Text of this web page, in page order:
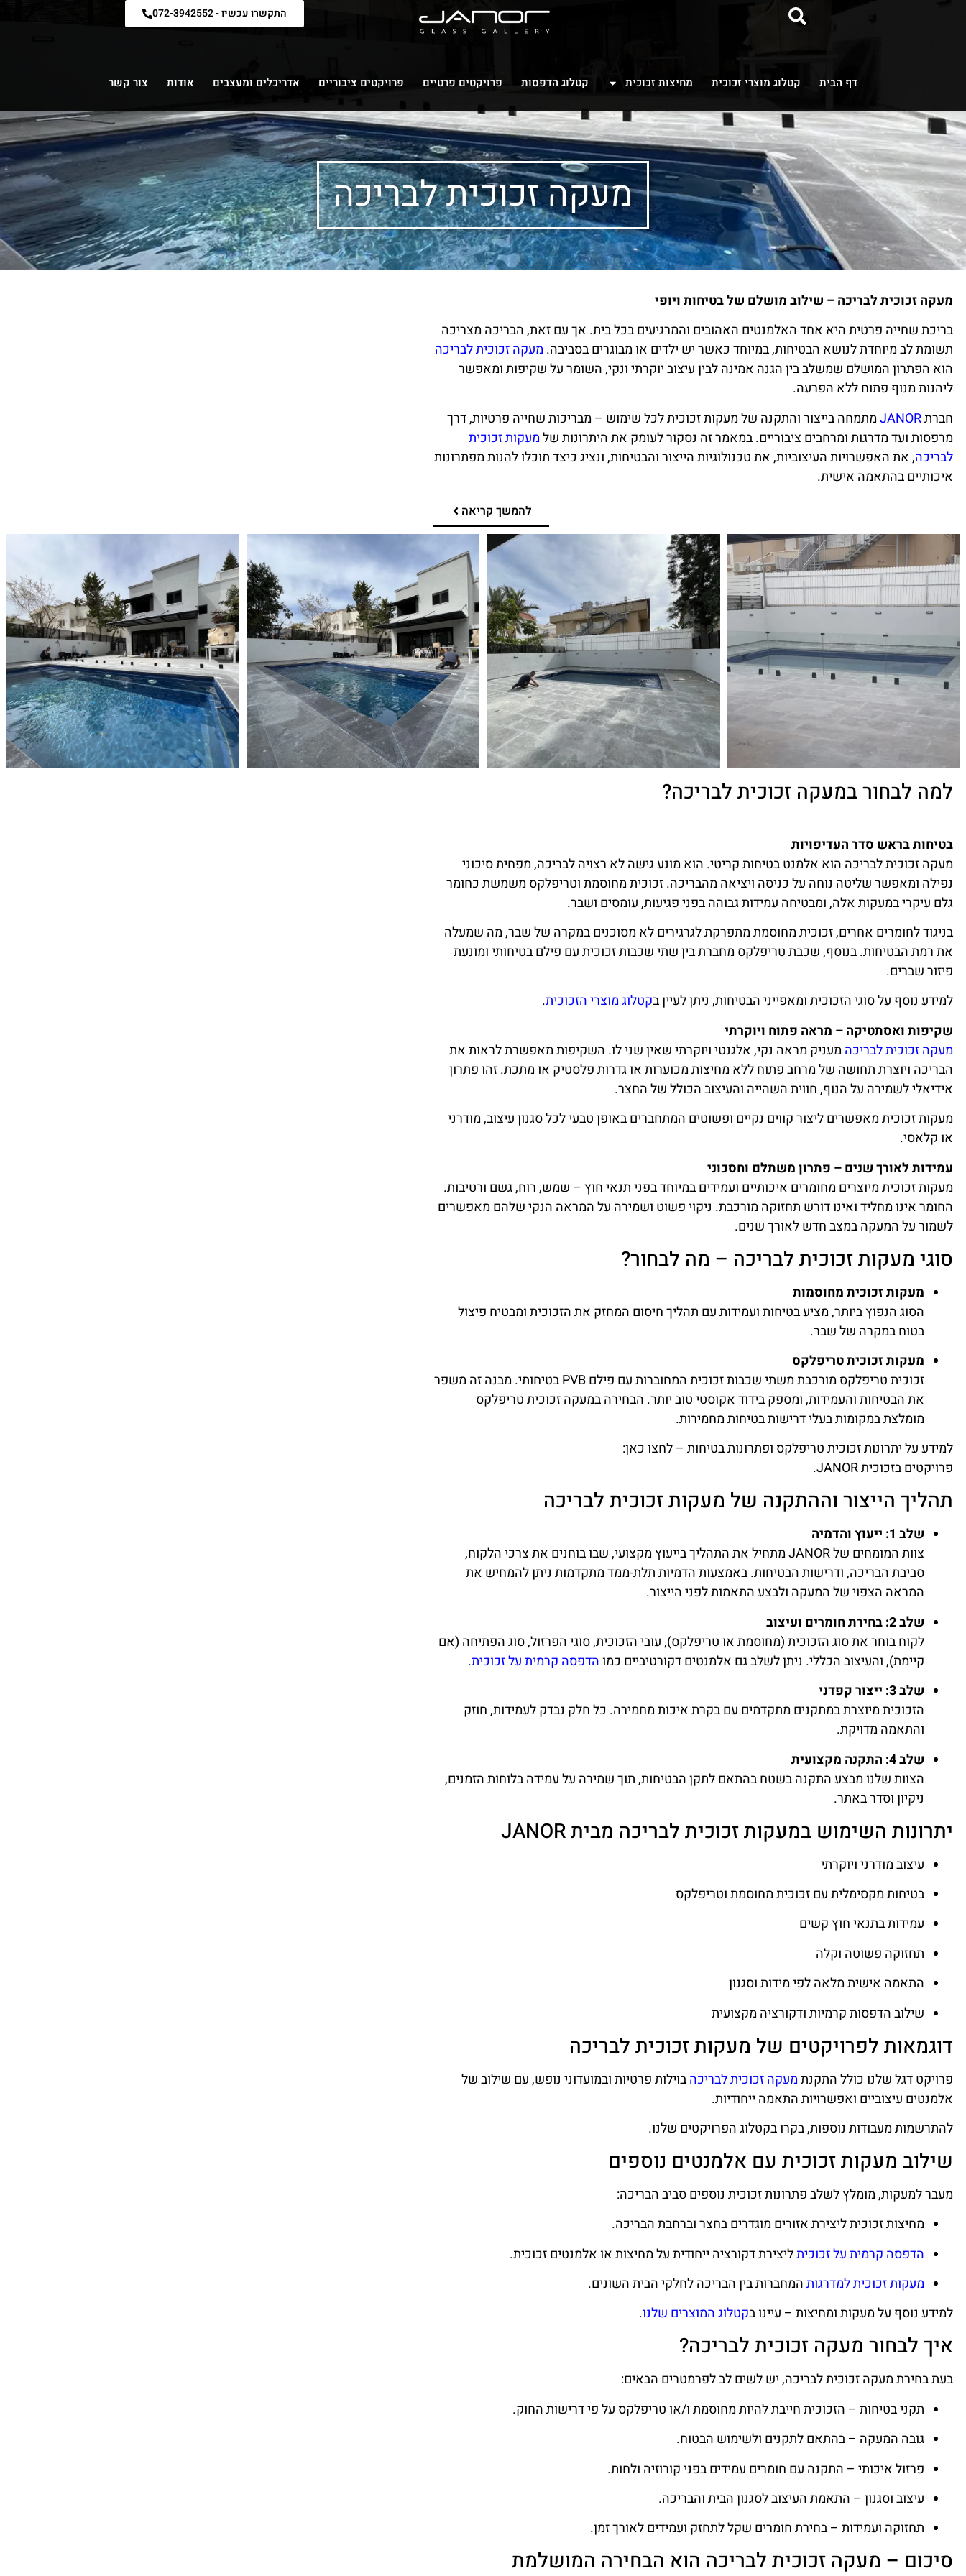
התקשרו עכשיו - 072-3942552
דף הבית קטלוג מוצרי זכוכית מחיצות זכוכית קטלוג הדפסות פרויקטים פרטיים פרויקטים ציבוריים אדריכלים ומעצבים אודות צור קשר
מעקה זכוכית לבריכה
מעקה זכוכית לבריכה – שילוב מושלם של בטיחות ויופי
בריכת שחייה פרטית היא אחד האלמנטים האהובים והמרגיעים בכל בית. אך עם זאת, הבריכה מצריכה
תשומת לב מיוחדת לנושא הבטיחות, במיוחד כאשר יש ילדים או מבוגרים בסביבה. מעקה זכוכית לבריכה
הוא הפתרון המושלם שמשלב בין הגנה אמינה לבין עיצוב יוקרתי ונקי, השומר על שקיפות ומאפשר
ליהנות מנוף פתוח ללא הפרעה.
חברתJANORמתמחה בייצור והתקנה של מעקות זכוכית לכל שימוש – מבריכות שחייה פרטיות, דרך
מרפסות ועד מדרגות ומרחבים ציבוריים. במאמר זה נסקור לעומק את היתרונות שלמעקות זכוכית
לבריכה, את האפשרויות העיצוביות, את טכנולוגיות הייצור והבטיחות, ונציג כיצד תוכלו להנות מפתרונות
איכותיים בהתאמה אישית.
להמשך קריאה
למה לבחור במעקה זכוכית לבריכה?
בטיחות בראש סדר העדיפויות
מעקה זכוכית לבריכה הוא אלמנט בטיחות קריטי. הוא מונע גישה לא רצויה לבריכה, מפחית סיכוני
נפילה ומאפשר שליטה נוחה על כניסה ויציאה מהבריכה. זכוכית מחוסמת וטריפלקס משמשת כחומר
גלם עיקרי במעקות אלה, ומבטיחה עמידות גבוהה בפני פגיעות, עומסים ושבר.
בניגוד לחומרים אחרים, זכוכית מחוסמת מתפרקת לגרגירים לא מסוכנים במקרה של שבר, מה שמעלה
את רמת הבטיחות. בנוסף, שכבת טריפלקס מחברת בין שתי שכבות זכוכית עם פילם בטיחותי ומונעת
פיזור שברים.
למידע נוסף על סוגי הזכוכית ומאפייני הבטיחות, ניתן לעיין בקטלוג מוצרי הזכוכית.
שקיפות ואסתטיקה – מראה פתוח ויוקרתי
מעקה זכוכית לבריכה מעניק מראה נקי, אלגנטי ויוקרתי שאין שני לו. השקיפות מאפשרת לראות את
הבריכה ויוצרת תחושה של מרחב פתוח ללא מחיצות מכוערות או גדרות פלסטיק או מתכת. זהו פתרון
אידיאלי לשמירה על הנוף, חווית השהייה והעיצוב הכולל של החצר.
מעקות זכוכית מאפשרים ליצור קווים נקיים ופשוטים המתחברים באופן טבעי לכל סגנון עיצוב, מודרני
או קלאסי.
עמידות לאורך שנים – פתרון משתלם וחסכוני
מעקות זכוכית מיוצרים מחומרים איכותיים ועמידים במיוחד בפני תנאי חוץ – שמש, רוח, גשם ורטיבות.
החומר אינו מחליד ואינו דורש תחזוקה מורכבת. ניקוי פשוט ושמירה על המראה הנקי שלהם מאפשרים
לשמור על המעקה במצב חדש לאורך שנים.
סוגי מעקות זכוכית לבריכה – מה לבחור?
מעקות זכוכית מחוסמות
הסוג הנפוץ ביותר, מציע בטיחות ועמידות עם תהליך חיסום המחזק את הזכוכית ומבטיח פיצול
בטוח במקרה של שבר.
מעקות זכוכית טריפלקס
זכוכית טריפלקס מורכבת משתי שכבות זכוכית המחוברות עם פילם PVB בטיחותי. מבנה זה משפר
את הבטיחות והעמידות, ומספק בידוד אקוסטי טוב יותר. הבחירה במעקה זכוכית טריפלקס
מומלצת במקומות בעלי דרישות בטיחות מחמירות.
למידע על יתרונות זכוכית טריפלקס ופתרונות בטיחות – לחצו כאן:
פרויקטים בזכוכית JANOR
.
תהליך הייצור וההתקנה של מעקות זכוכית לבריכה
שלב 1: ייעוץ והדמיה
צוות המומחים של JANOR מתחיל את התהליך בייעוץ מקצועי, שבו בוחנים את צרכי הלקוח,
סביבת הבריכה, ודרישות הבטיחות. באמצעות הדמיות תלת-ממד מתקדמות ניתן להמחיש את
המראה הצפוי של המעקה ולבצע התאמות לפני הייצור.
שלב 2: בחירת חומרים ועיצוב
לקוח בוחר את סוג הזכוכית (מחוסמת או טריפלקס), עובי הזכוכית, סוגי הפרזול, סוג הפתיחה (אם
קיימת), והעיצוב הכללי. ניתן לשלב גם אלמנטים דקורטיביים כמוהדפסה קרמית על זכוכית.
שלב 3: ייצור קפדני
הזכוכית מיוצרת במתקנים מתקדמים עם בקרת איכות מחמירה. כל חלק נבדק לעמידות, חוזק
והתאמה מדויקת.
שלב 4: התקנה מקצועית
הצוות שלנו מבצע התקנה בשטח בהתאם לתקן הבטיחות, תוך שמירה על עמידה בלוחות הזמנים,
ניקיון וסדר באתר.
יתרונות השימוש במעקות זכוכית לבריכה מבית JANOR
עיצוב מודרני ויוקרתי
בטיחות מקסימלית עם זכוכית מחוסמת וטריפלקס
עמידות בתנאי חוץ קשים
תחזוקה פשוטה וקלה
התאמה אישית מלאה לפי מידות וסגנון
שילוב הדפסות קרמיות ודקורציה מקצועית
דוגמאות לפרויקטים של מעקות זכוכית לבריכה
פרויקט דגל שלנו כולל התקנתמעקה זכוכית לבריכהבוילות פרטיות ובמועדוני נופש, עם שילוב של
אלמנטים עיצוביים ואפשרויות התאמה ייחודיות.
להתרשמות מעבודות נוספות, בקרו בקטלוג הפרויקטים שלנו.
שילוב מעקות זכוכית עם אלמנטים נוספים
מעבר למעקות, מומלץ לשלב פתרונות זכוכית נוספים סביב הבריכה:
מחיצות זכוכיתליצירת אזורים מוגדרים בחצר וברחבת הבריכה.
הדפסה קרמית על זכוכיתליצירת דקורציה ייחודית על מחיצות או אלמנטים זכוכית.
מעקות זכוכית למדרגותהמחברות בין הבריכה לחלקי הבית השונים.
למידע נוסף על מעקות ומחיצות – עיינו בקטלוג המוצרים שלנו.
איך לבחור מעקה זכוכית לבריכה?
בעת בחירת מעקה זכוכית לבריכה, יש לשים לב לפרמטרים הבאים:
תקני בטיחות – הזכוכית חייבת להיות מחוסמת ו/או טריפלקס על פי דרישות החוק.
גובה המעקה – בהתאם לתקנים ולשימוש הבטוח.
פרזול איכותי – התקנה עם חומרים עמידים בפני קורוזיה ולחות.
עיצוב וסגנון – התאמת העיצוב לסגנון הבית והבריכה.
תחזוקה ועמידות – בחירת חומרים שקל לתחזק ועמידים לאורך זמן.
סיכום – מעקה זכוכית לבריכה הוא הבחירה המושלמת